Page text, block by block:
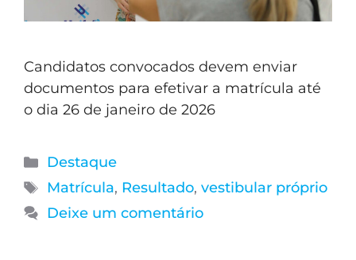
Candidatos convocados devem enviar
documentos para efetivar a matrícula até
o dia 26 de janeiro de 2026
Destaque
Matrícula, Resultado, vestibular próprio
Deixe um comentário